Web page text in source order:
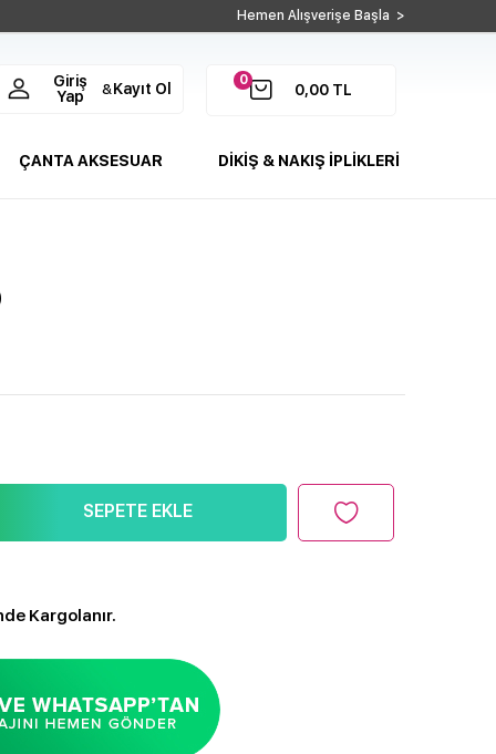
Hemen Alışverişe Başla >
0
0,00 TL
Giriş
Yap
& Kayıt Ol
ÇANTA AKSESUAR DİKİŞ & NAKIŞ İPLİKLERİ
SEPETE EKLE
Kargolanır.